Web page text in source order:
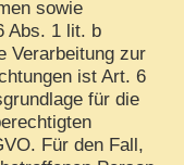
sowie
Abs. 1 lit. b
Verarbeitung zur
ist Art. 6
für die
Für den Fall,